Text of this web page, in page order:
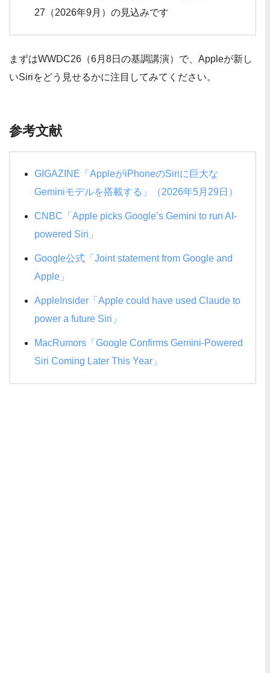
27（2026年9月）の見込みです
まずはWWDC26（6月8日の基調講演）で、Appleが新し
いSiriをどう見せるかに注目してみてください。
参考文献
GIGAZINE「AppleがiPhoneのSiriに巨大な
Geminiモデルを搭載する」（2026年5月29日）
CNBC「Apple picks Google’s Gemini to run AI-
powered Siri」
Google公式「Joint statement from Google and
Apple」
AppleInsider「Apple could have used Claude to
power a future Siri」
MacRumors「Google Confirms Gemini-Powered
Siri Coming Later This Year」